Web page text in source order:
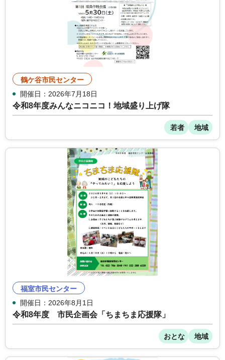
鶴ケ谷市民センター
開催日：2026年7月18日
令和8年度みんなニコニコ！地域盛り上げ隊
若者 地域
福室市民センター
開催日：2026年8月1日
令和8年度 市民企画会「ちまちま応援隊」
おとな 地域